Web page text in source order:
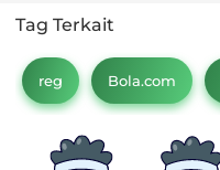
Tag Terkait
reg Bola.com